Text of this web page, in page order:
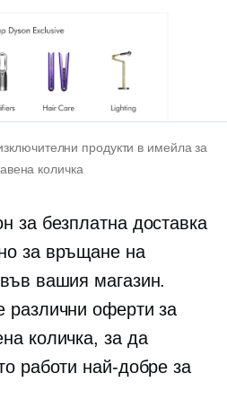
продукти в имейла за
количка
за безплатна доставка
за връщане на
вашия магазин.
различни оферти за
количка, за да
работи най-добре за